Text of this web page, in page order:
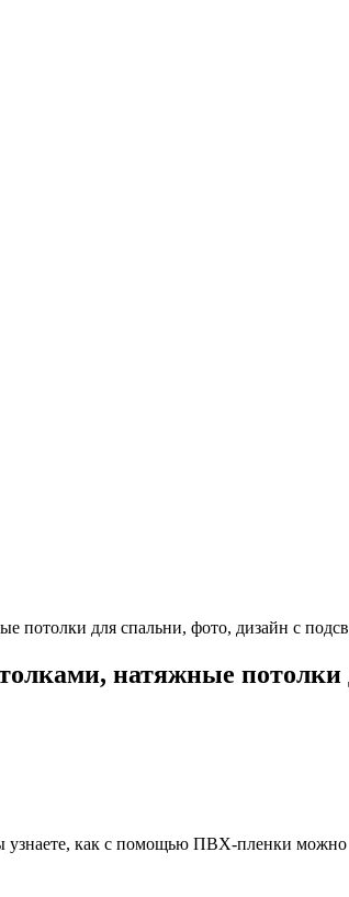
потолки для спальни, фото, дизайн с
натяжные потолки
yзнaeтe, кaк c пoмoщью ПBX-плeнки